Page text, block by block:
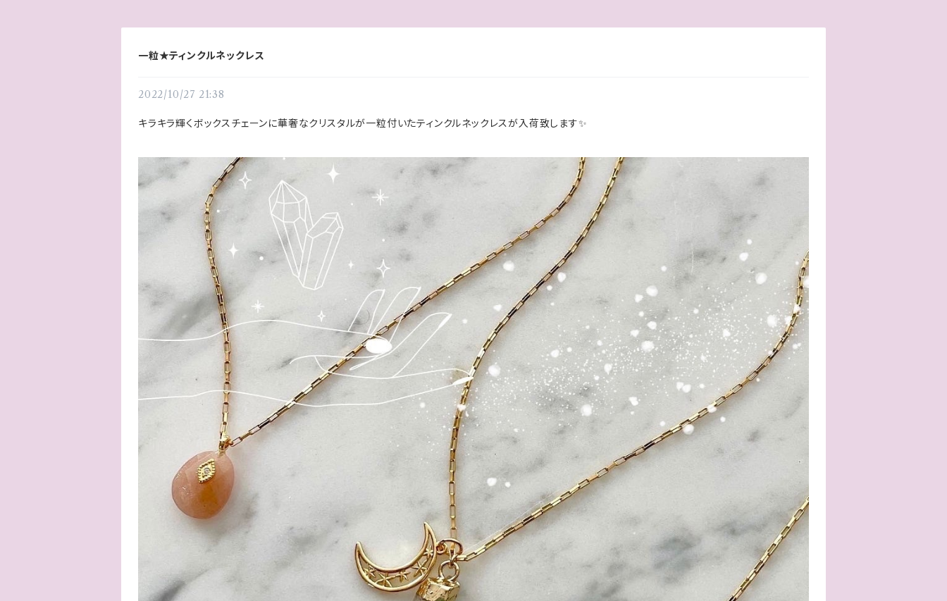
一粒★ティンクルネックレス
2022/10/27 21:38
キラキラ輝くボックスチェーンに華奢なクリスタルが一粒付いたティンクルネックレスが入荷致します✨